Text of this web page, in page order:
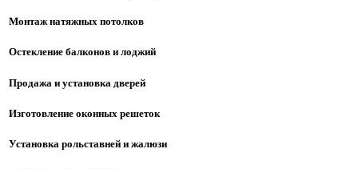
Монтаж натяжных потолков
Остекление балконов и лоджий
Продажа и установка дверей
Изготовление оконных решеток
Установка рольставней и жалюзи